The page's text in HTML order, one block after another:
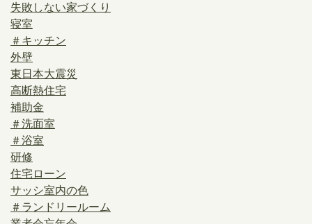
失敗しない家づくり
寝室
＃キッチン
外壁
東日本大震災
高断熱住宅
補助金
＃洗面室
＃浴室
研修
住宅ローン
サッシ室内の色
＃ランドリールーム